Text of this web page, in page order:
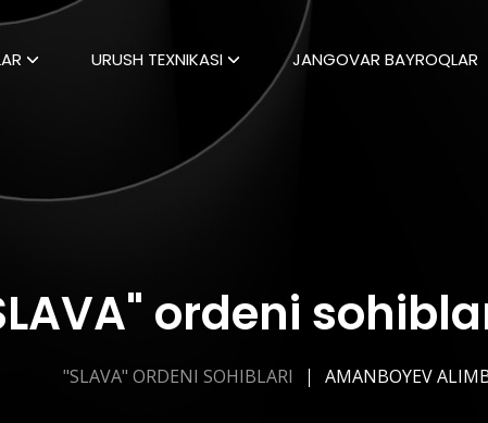
URUSH TEXNIKASI JANGOVAR BAYROQLAR
ordeni
"SLAVA" ORDENI SOHIBLARI AMANBOYEV